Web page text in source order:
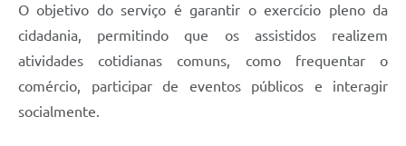
O objetivo do serviço é garantir o exercício pleno da
cidadania, permitindo que os assistidos realizem
atividades cotidianas comuns, como frequentar o
comércio, participar de eventos públicos e interagir
socialmente.